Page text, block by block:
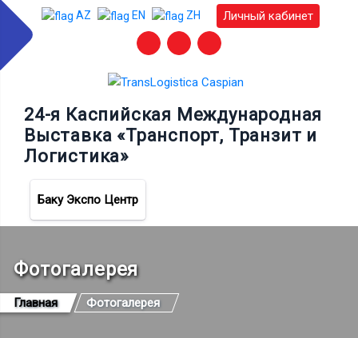
AZ EN ZH Личный кабинет
24-я Каспийская Международная
Выставка «Транспорт, Транзит и
Логистика»
Баку Экспо Центр
Фотогалерея
Главная Фотогалерея